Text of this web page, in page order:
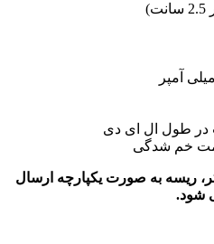
در طول ال ای دی
خم شدگی
ریسه به صورت یکپارچه ارسال
شود.